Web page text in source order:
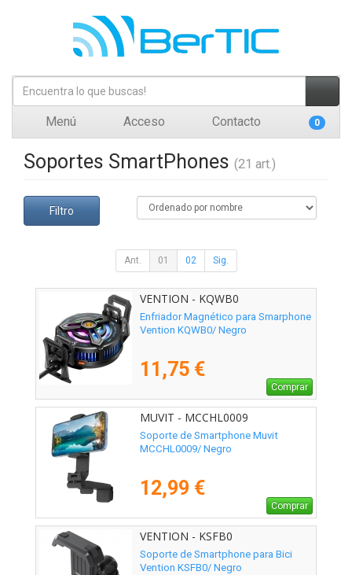
Menú Acceso Contacto 0
Soportes SmartPhones (21 art.)
Filtro
Ant. 01 02 Sig.
VENTION - KQWB0
Enfriador Magnético para Smarphone
Vention KQWB0/ Negro
11,75 €
Comprar
MUVIT - MCCHL0009
Soporte de Smartphone Muvit
MCCHL0009/ Negro
12,99 €
Comprar
VENTION - KSFB0
Soporte de Smartphone para Bici
Vention KSFB0/ Negro